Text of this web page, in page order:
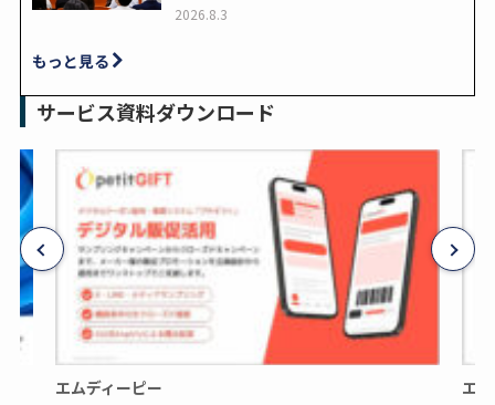
2026.8.3
もっと見る
サービス資料ダウンロード
エムディーピー エ